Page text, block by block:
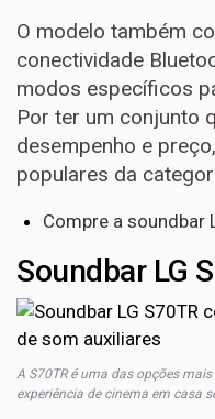
O modelo também
conectividade
modos específicos
Por ter um conjunto
desempenho e
populares da
Compre a soundbar
Soundbar LG
A S70TR é uma das opções
experiência de cinema em casa